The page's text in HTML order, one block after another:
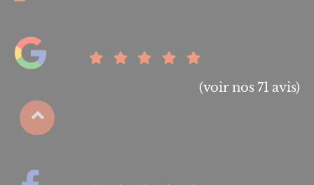
(voir nos 71 avis)